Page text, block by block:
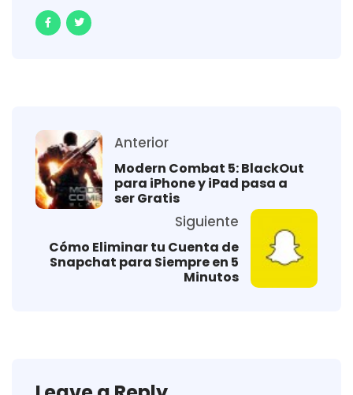
Anterior
Modern Combat 5: BlackOut
para iPhone y iPad pasa a
ser Gratis
Siguiente
Cómo Eliminar tu Cuenta de
Snapchat para Siempre en 5
Minutos